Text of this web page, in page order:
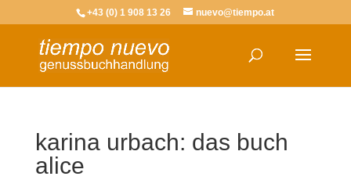
+43 (0) 1 908 13 26 nuevo@tiempo.at
karina urbach: das buch
alice